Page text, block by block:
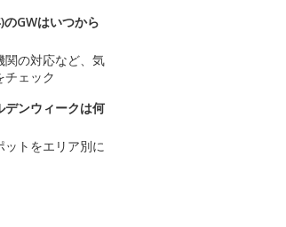
GWはいつから
関の対応など、気
チェック
デンウィークは何
ットをエリア別に